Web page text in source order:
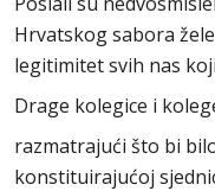
Hrvatskog sabora
legitimitet svih nas
Drage kolegice i
razmatrajući što bi
konstituirajućoj